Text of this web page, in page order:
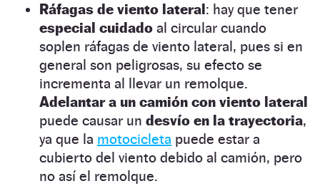
Ráfagas de viento lateral : hay que tener
especial cuidado al circular cuando
soplen ráfagas de viento lateral, pues si en
general son peligrosas, su efecto se
incrementa al llevar un remolque.
Adelantar a un camión con viento lateral
puede causar un desvío en la trayectoria,
ya que la motocicleta puede estar a
cubierto del viento debido al camión, pero
no así el remolque.